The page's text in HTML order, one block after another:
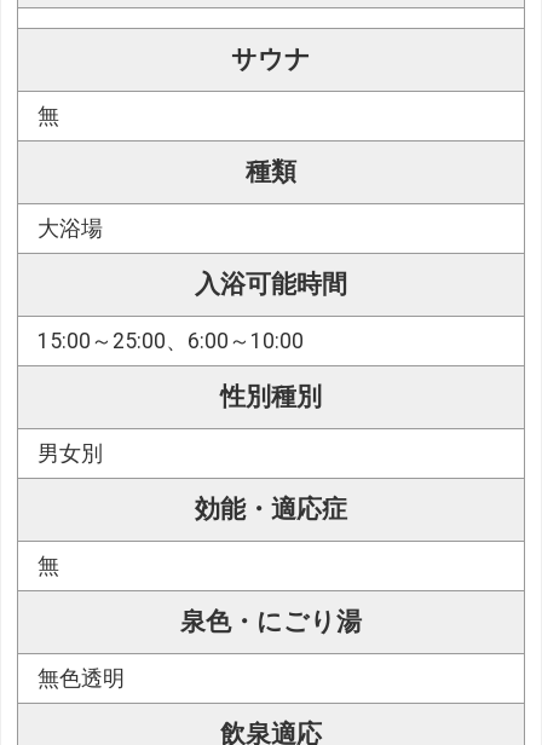
サウナ
無
種類
大浴場
入浴可能時間
15:00～25:00、6:00～10:00
性別種別
男女別
効能・適応症
無
泉色・にごり湯
無色透明
飲泉適応